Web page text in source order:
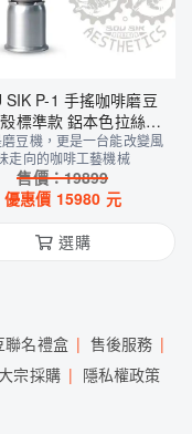
SIK P-1 手搖咖啡磨豆
標準款 鋁本色拉絲版
( 01+ 02 雙刀盤 )
豆機，更是一台能改變風
走向的咖啡工藝機械
售價：19899
優惠價 15980 元
選購
聯名禮盒
售後服務
宗採購 隱私權政策